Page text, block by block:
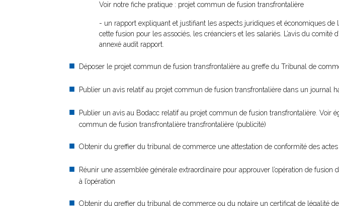
Voir notre fiche pratique : projet commun de fusion transfrontalière
- un rapport expliquant et justifiant les aspects juridiques et économiques
cette fusion pour les associés, les créanciers et les salariés. L’avis du
annexé audit rapport.
Déposer le projet commun de fusion transfrontalière au greffe du Tribunal de
Publier un avis relatif au projet commun de fusion transfrontalière dans un journal
Publier un avis au Bodacc relatif au projet commun de fusion transfrontalière. Voir
commun de fusion transfrontalière transfrontalière (publicité)
Obtenir du greffier du tribunal de commerce une attestation de conformité des
Réunir une assemblée générale extraordinaire pour approuver l’opération de
à l’opération
Obtenir du greffier du tribunal de commerce ou du notaire un certificat de légalité